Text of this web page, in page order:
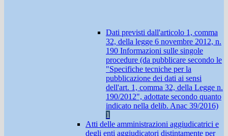
Dati previsti dall'articolo 1, comma
32, della legge 6 novembre 2012, n.
190 Informazioni sulle singole
procedure (da pubblicare secondo le
"Specifiche tecniche per la
pubblicazione dei dati ai sensi
dell'art. 1, comma 32, della Legge n.
190/2012", adottate secondo quanto
indicato nella delib. Anac 39/2016)
1
Atti delle amministrazioni aggiudicatrici e
degli enti aggiudicatori distintamente per